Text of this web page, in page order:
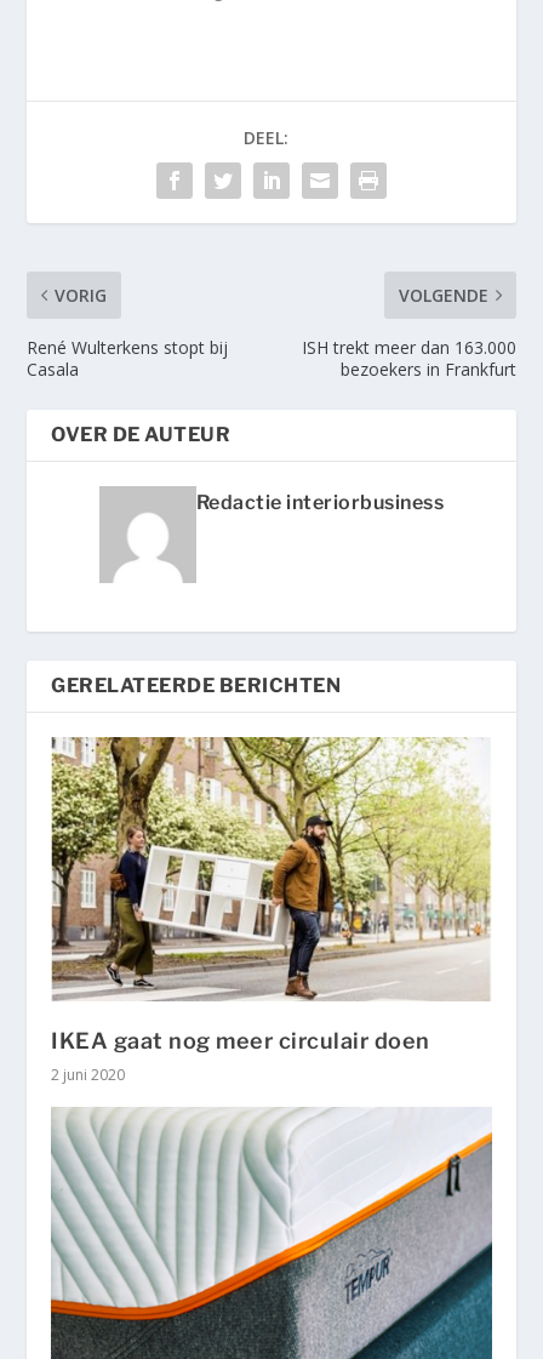
DEEL:
VORIG
René Wulterkens stopt bij
Casala
VOLGENDE
ISH trekt meer dan 163.000
bezoekers in Frankfurt
OVER DE AUTEUR
Redactie interiorbusiness
GERELATEERDE BERICHTEN
IKEA gaat nog meer circulair doen
2 juni 2020